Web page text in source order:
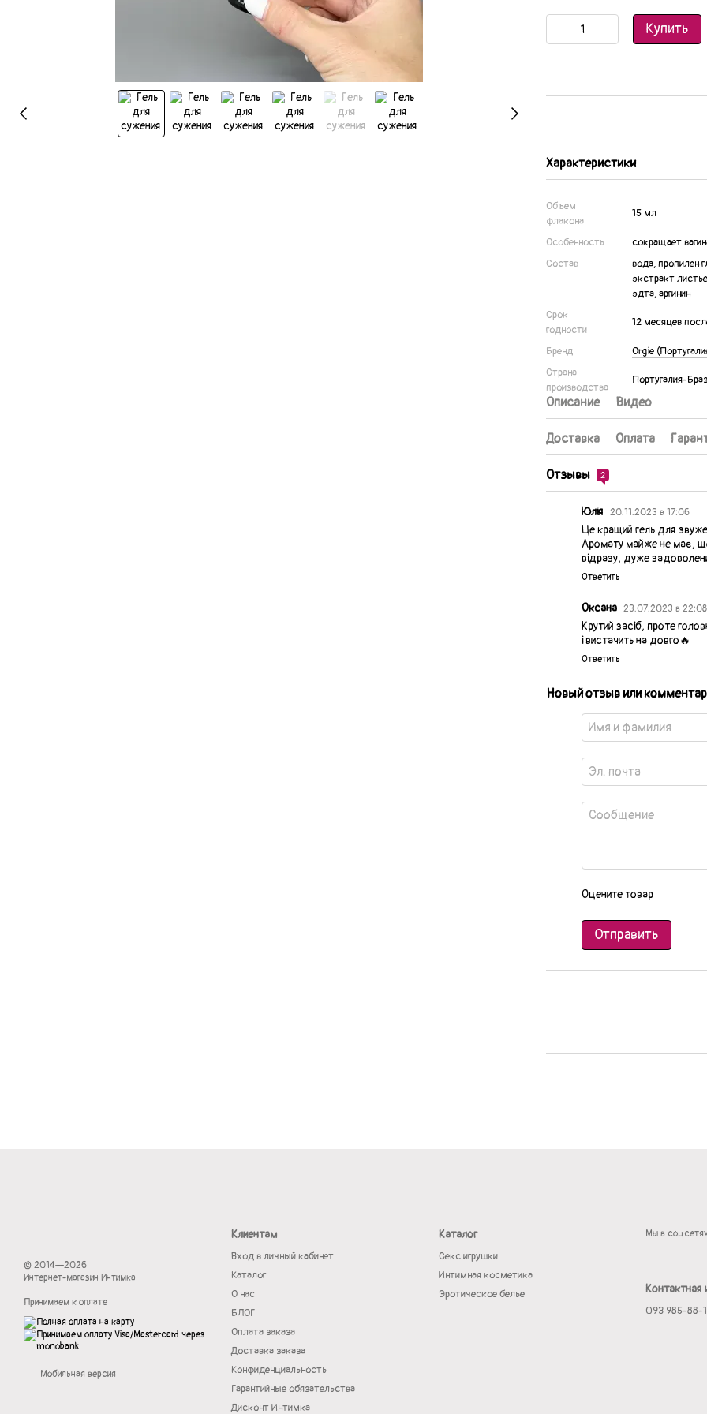
Купить
Характеристики
Объем
флакона
15 мл
Особенность
сокращает
Состав
вода, пропилен
экстракт
эдта, аргинин
Срок
годности
12 месяцев
Бренд
Orgie
Страна
производства
Португалия-
Описание Видео
Доставка Оплата
Отзывы 2
Юлія 20.11.2023 в 17:06
Це кращий гель для
Аромату майже не має,
відразу, дуже
Ответить
Оксана 23.07.2023 в 22:08
Крутий засіб, проте
і вистачить на довго🔥
Ответить
Новый отзыв или
Оцените товар
Отправить
© 2014—2026
Интернет-магазин Интимка
Принимаем к оплате
Мобильная версия
Клиентам
Вход в личный кабинет
Каталог
О нас
БЛОГ
Оплата заказа
Доставка заказа
Конфиденциальность
Гарантийные обязательства
Дисконт Интимка
Каталог
Секс игрушки
Интимная косметика
Эротическое белье
Мы в
Контактная
093 985-88-